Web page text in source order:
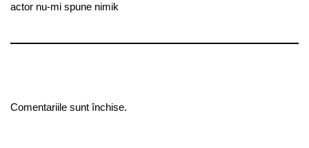
actor nu-mi spune nimik
Comentariile sunt închise.